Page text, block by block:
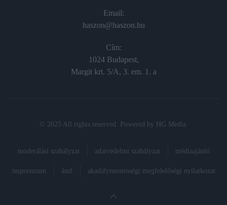
Email:
haszon@haszon.hu
Cím:
1024 Budapest,
Margit krt. 5/A, 3. em. 1. a
© 2025 All rights reserved. Powered by HG Media
moderálási szabályzat adatvédelmi szabályzat médiaajánló
impresszum ászf akadálymentességi megfelelőségi nyilatkozat